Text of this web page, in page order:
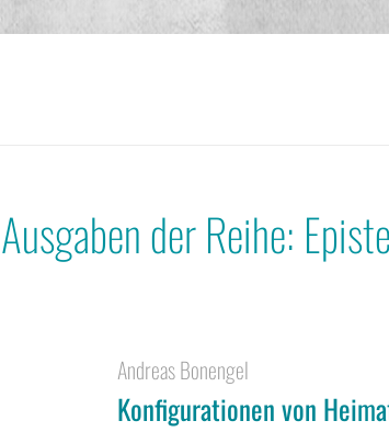
der Reihe:
Andreas Bonengel
Konfigurationen von